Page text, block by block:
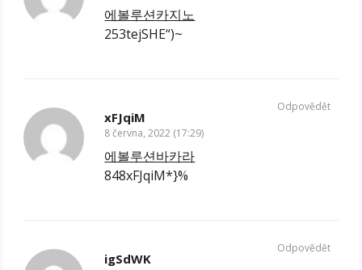
에볼루션카지노
253tejSHE“)~
xFJqiM
8 června, 2022 (17:29)
에볼루션바카라
848xFJqiM*}%
Odpovědět
igSdWK
Odpovědět